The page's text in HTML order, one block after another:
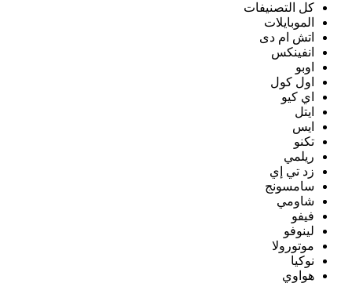
كل التصنيفات
الموبايلات
اتش ام دى
انفينكس
اوبو
اول كول
اي كيو
ايتل
ايس
تكنو
ريلمي
زد تي إي
سامسونج
شاومي
فيفو
لينوفو
موتورولا
نوكيا
هواوي